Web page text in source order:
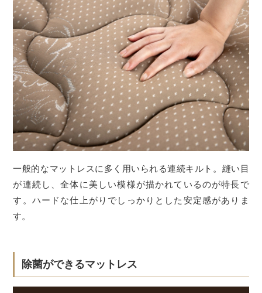
一般的なマットレスに多く用いられる連続キルト。縫い目
が連続し、全体に美しい模様が描かれているのが特長で
す。ハードな仕上がりでしっかりとした安定感がありま
す。
除菌ができるマットレス